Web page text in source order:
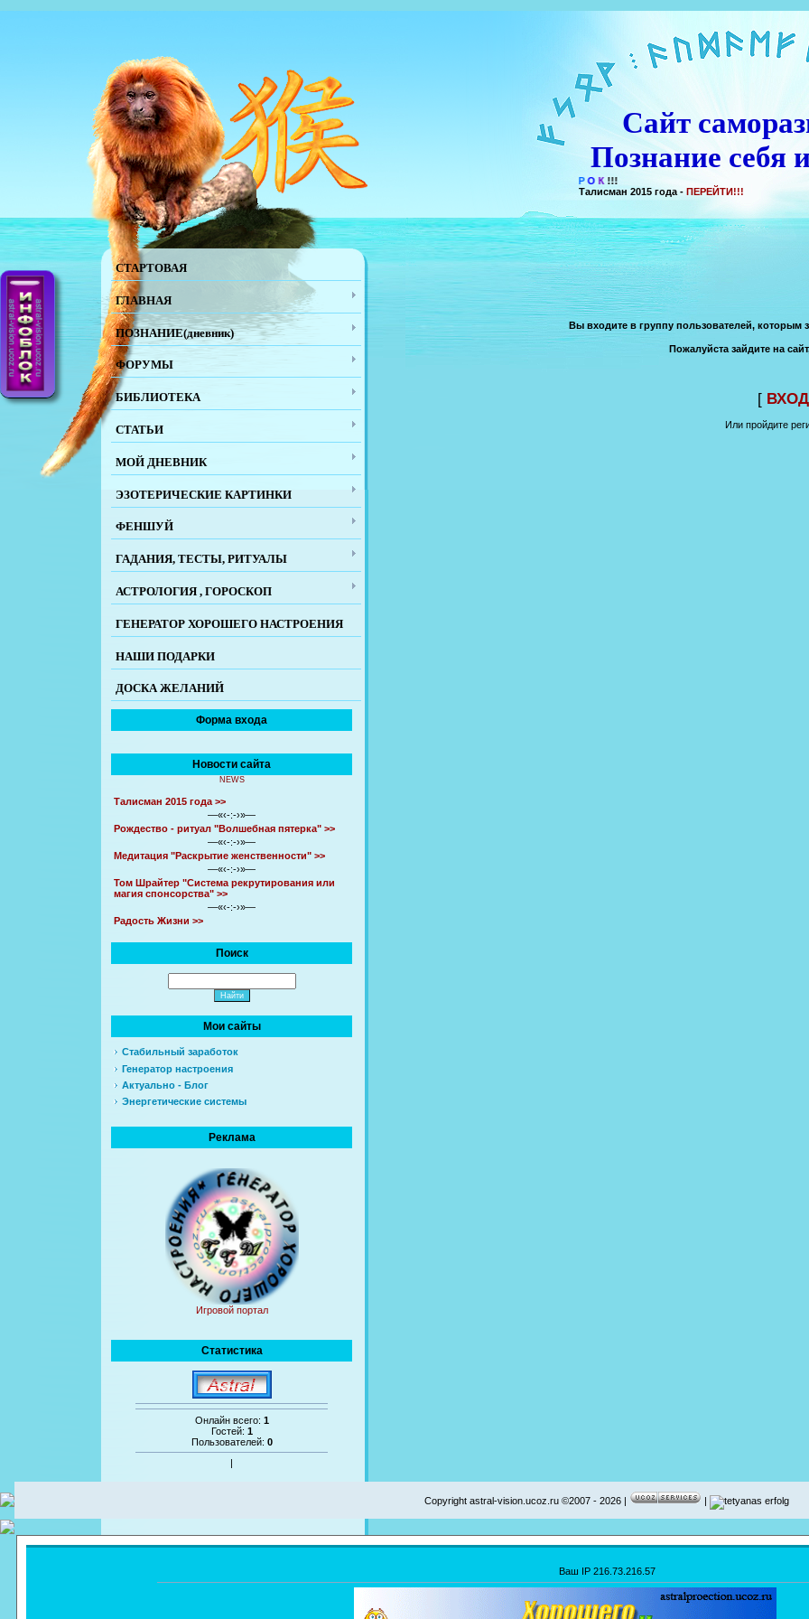
Сайт
Познание себя
!!!
Талисман 2015 года - ПЕРЕЙТИ!!!
СТАРТОВАЯ
ГЛАВНАЯ
ПОЗНАНИЕ(дневник)
ФОРУМЫ
БИБЛИОТЕКА
СТАТЬИ
МОЙ ДНЕВНИК
ЭЗОТЕРИЧЕСКИЕ КАРТИНКИ
ФЕНШУЙ
ГАДАНИЯ, ТЕСТЫ, РИТУАЛЫ
АСТРОЛОГИЯ , ГОРОСКОП
ГЕНЕРАТОР ХОРОШЕГО НАСТРОЕНИЯ
НАШИ ПОДАРКИ
ДОСКА ЖЕЛАНИЙ
Форма входа
Новости сайта
NEWS
Талисман 2015 года >>
—«‹-:-›»—
Рождество - ритуал "Волшебная пятерка" >>
—«‹-:-›»—
Медитация "Раскрытие женственности" >>
—«‹-:-›»—
Том Шрайтер "Система рекрутирования или
магия спонсорства" >>
—«‹-:-›»—
Радость Жизни >>
Поиск
Мои сайты
Стабильный заработок
Генератор настроения
Актуально - Блог
Энергетические системы
Реклама
Игровой портал
Статистика
Онлайн всего: 1
Гостей: 1
Пользователей: 0
Вы входите в группу пользователей, которым
Пожалуйста зайдите на
[ ВХОД
Или пройдите
Copyright astral-vision.ucoz.ru ©2007 - 2026 |
Ваш IP 216.73.216.57